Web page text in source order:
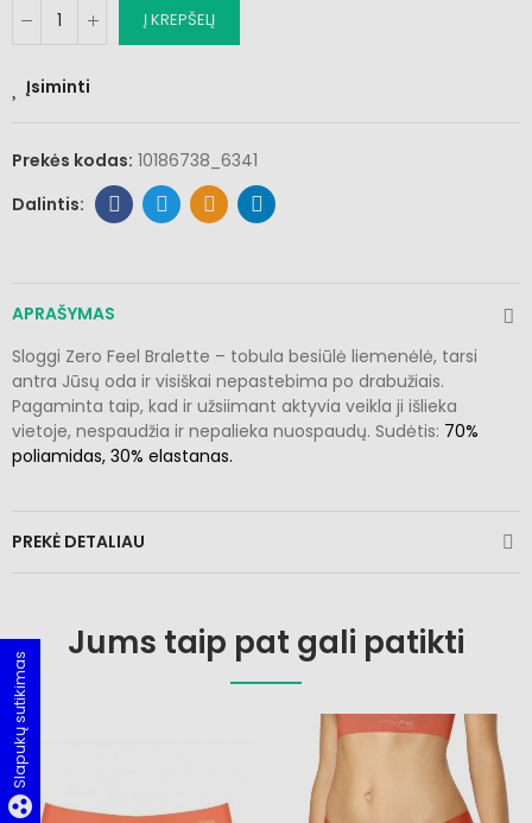
Į KREPŠELĮ
Įsiminti
Prekės kodas: 10186738_6341
APRAŠYMAS
Sloggi Zero Feel Bralette – tobula besiūlė liemenėlė, tarsi
antra Jūsų oda ir visiškai nepastebima po drabužiais.
Pagaminta taip, kad ir užsiimant aktyvia veikla ji išlieka
vietoje, nespaudžia ir nepalieka nuospaudų. Sudėtis: 70%
poliamidas, 30% elastanas.
PREKĖ DETALIAU
Jums taip pat gali patikti
group_work
Slapukų sutikimas